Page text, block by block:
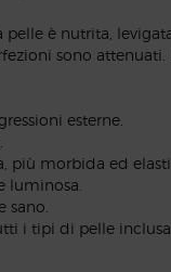
è nutrita,
sono
esterne.
più morbida ed
luminosa.
sano.
i tipi di pelle